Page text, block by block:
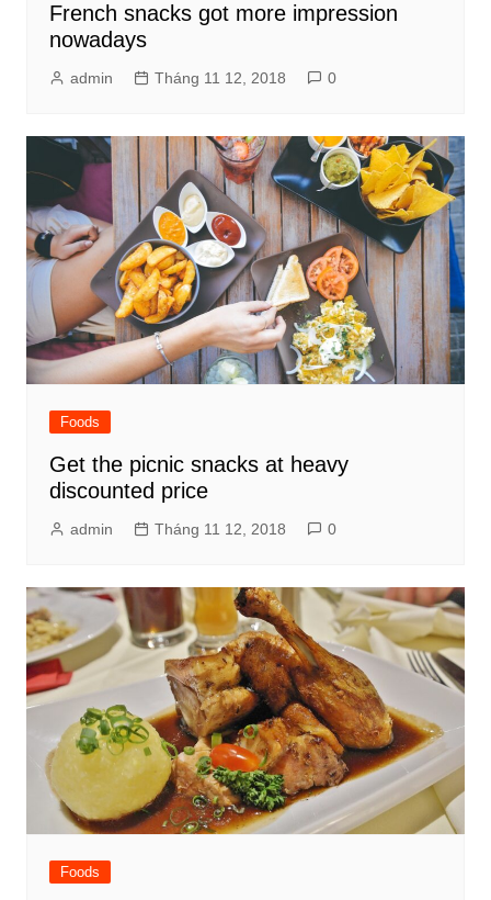
French snacks got more impression
nowadays
admin Tháng 11 12, 2018 0
Foods
Get the picnic snacks at heavy
discounted price
admin Tháng 11 12, 2018 0
Foods